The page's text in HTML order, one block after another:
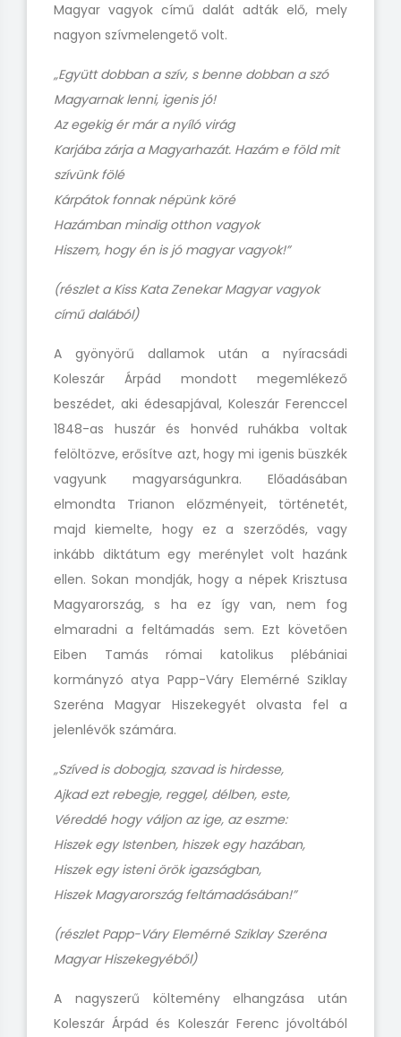
Magyar vagyok című dalát adták elő, mely
nagyon szívmelengető volt.
„Együtt dobban a szív, s benne dobban a szó
Magyarnak lenni, igenis jó!
Az egekig ér már a nyíló virág
Karjába zárja a Magyarhazát. Hazám e föld mit
szívünk fölé
Kárpátok fonnak népünk köré
Hazámban mindig otthon vagyok
Hiszem, hogy én is jó magyar vagyok!”
(részlet a Kiss Kata Zenekar Magyar vagyok
című dalából)
A gyönyörű dallamok után a nyíracsádi
Koleszár Árpád mondott megemlékező
beszédet, aki édesapjával, Koleszár Ferenccel
1848-as huszár és honvéd ruhákba voltak
felöltözve, erősítve azt, hogy mi igenis büszkék
vagyunk magyarságunkra. Előadásában
elmondta Trianon előzményeit, történetét,
majd kiemelte, hogy ez a szerződés, vagy
inkább diktátum egy merénylet volt hazánk
ellen. Sokan mondják, hogy a népek Krisztusa
Magyarország, s ha ez így van, nem fog
elmaradni a feltámadás sem. Ezt követően
Eiben Tamás római katolikus plébániai
kormányzó atya Papp-Váry Elemérné Sziklay
Szeréna Magyar Hiszekegyét olvasta fel a
jelenlévők számára.
„Szíved is dobogja, szavad is hirdesse,
Ajkad ezt rebegje, reggel, délben, este,
Véreddé hogy váljon az ige, az eszme:
Hiszek egy Istenben, hiszek egy hazában,
Hiszek egy isteni örök igazságban,
Hiszek Magyarország feltámadásában!”
(részlet Papp-Váry Elemérné Sziklay Szeréna
Magyar Hiszekegyéből)
A nagyszerű költemény elhangzása után
Koleszár Árpád és Koleszár Ferenc jóvoltából